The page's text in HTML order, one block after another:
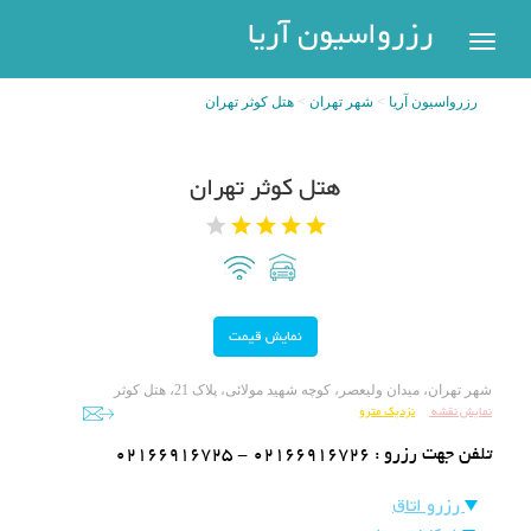
رزرواسیون آریارزرواسیون
اریا
پیگیری
رزرو
عضویت
مشهد
هتل
های
کیش
رزرواسیون آریا شهر تهران هتل کوثر تهران
هتل کوثر تهران
شهر تهران، میدان ولیعصر، کوچه شهید مولائی، پلاک 21، هتل کوثر
نمایش نقشه نزدیک مترو
تلفن جهت رزرو : 02166916725 - 02166916726
رزرو اتاق